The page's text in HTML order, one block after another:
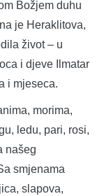
Božjem duhu
je Heraklitova,
život – u
i djeve Ilmatar
i mjeseca.
morima,
ledu, pari, rosi,
našeg
smjenama
slapova,